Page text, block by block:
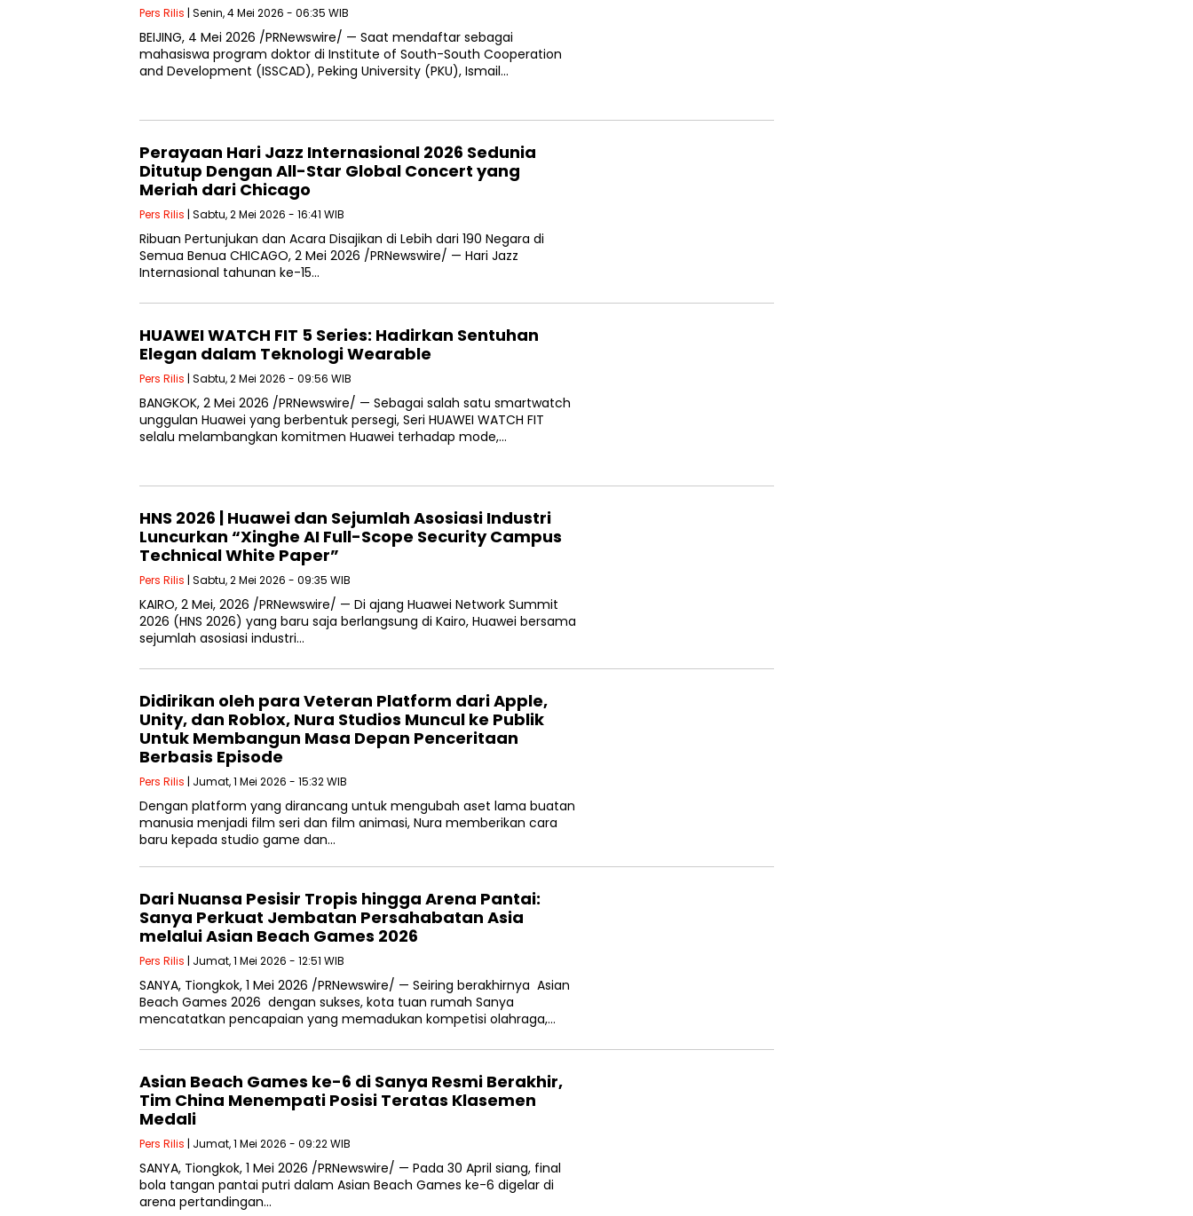
Pers Rilis | Senin, 4 Mei 2026 - 06:35 WIB
BEIJING, 4 Mei 2026 /PRNewswire/ — Saat mendaftar sebagai
mahasiswa program doktor di Institute of South-South Cooperation
and Development (ISSCAD), Peking University (PKU), Ismail…
Perayaan Hari Jazz Internasional 2026 Sedunia
Ditutup Dengan All-Star Global Concert yang
Meriah dari Chicago
Pers Rilis | Sabtu, 2 Mei 2026 - 16:41 WIB
Ribuan Pertunjukan dan Acara Disajikan di Lebih dari 190 Negara di
Semua Benua CHICAGO, 2 Mei 2026 /PRNewswire/ — Hari Jazz
Internasional tahunan ke-15…
HUAWEI WATCH FIT 5 Series: Hadirkan Sentuhan
Elegan dalam Teknologi Wearable
Pers Rilis | Sabtu, 2 Mei 2026 - 09:56 WIB
BANGKOK, 2 Mei 2026 /PRNewswire/ — Sebagai salah satu smartwatch
unggulan Huawei yang berbentuk persegi, Seri HUAWEI WATCH FIT
selalu melambangkan komitmen Huawei terhadap mode,…
HNS 2026 | Huawei dan Sejumlah Asosiasi Industri
Luncurkan “Xinghe AI Full-Scope Security Campus
Technical White Paper”
Pers Rilis | Sabtu, 2 Mei 2026 - 09:35 WIB
KAIRO, 2 Mei, 2026 /PRNewswire/ — Di ajang Huawei Network Summit
2026 (HNS 2026) yang baru saja berlangsung di Kairo, Huawei bersama
sejumlah asosiasi industri…
Didirikan oleh para Veteran Platform dari Apple,
Unity, dan Roblox, Nura Studios Muncul ke Publik
Untuk Membangun Masa Depan Penceritaan
Berbasis Episode
Pers Rilis | Jumat, 1 Mei 2026 - 15:32 WIB
Dengan platform yang dirancang untuk mengubah aset lama buatan
manusia menjadi film seri dan film animasi, Nura memberikan cara
baru kepada studio game dan…
Dari Nuansa Pesisir Tropis hingga Arena Pantai:
Sanya Perkuat Jembatan Persahabatan Asia
melalui Asian Beach Games 2026
Pers Rilis | Jumat, 1 Mei 2026 - 12:51 WIB
SANYA, Tiongkok, 1 Mei 2026 /PRNewswire/ — Seiring berakhirnya Asian
Beach Games 2026 dengan sukses, kota tuan rumah Sanya
mencatatkan pencapaian yang memadukan kompetisi olahraga,…
Asian Beach Games ke-6 di Sanya Resmi Berakhir,
Tim China Menempati Posisi Teratas Klasemen
Medali
Pers Rilis | Jumat, 1 Mei 2026 - 09:22 WIB
SANYA, Tiongkok, 1 Mei 2026 /PRNewswire/ — Pada 30 April siang, final
bola tangan pantai putri dalam Asian Beach Games ke-6 digelar di
arena pertandingan…